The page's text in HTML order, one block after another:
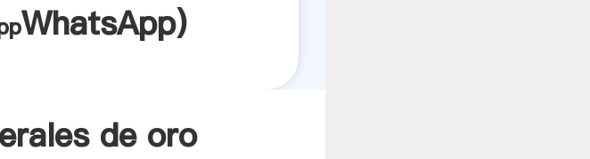
WhatsApp)
de oro